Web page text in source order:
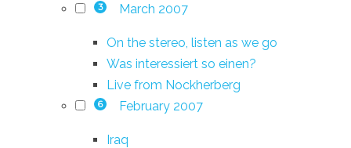
3 March 2007
On the stereo, listen as we go
Was interessiert so einen?
Live from Nockherberg
6 February 2007
Iraq